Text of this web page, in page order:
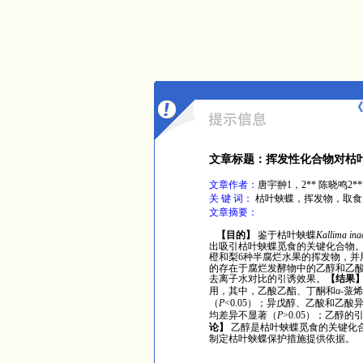
文章标题：挥发性化合物对枯
文章作者： 唐宇翀1，2** 陈晓鸣
关 键 词： 枯叶蛱蝶，挥发物，取
文章摘要：
【目的】
鉴于枯叶蛱蝶Kallima
出吸引枯叶蛱蝶觅食的关键化合物
橙和梨6种半腐烂水果的挥发物，并
的存在于腐烂发酵物中的乙醇和乙
去离子水对比的引诱效果。
【结果
用，其中，乙酸乙酯、丁酮和α-蒎
（P<0.05）；异戊醇、乙酸和乙酸
均差异不显著（P>0.05）；乙醇的
论】
乙醇是枯叶蛱蝶觅食的关键化
制定枯叶蛱蝶保护措施提供依据。